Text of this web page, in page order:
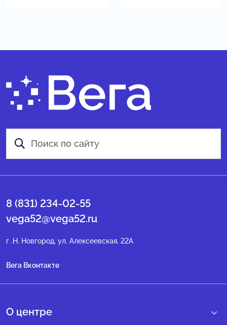
8 (831) 234-02-55
vega52@vega52.ru
г .Н. Новгород, ул. Алексеевская, 22А
Вега Вконтакте
О центре